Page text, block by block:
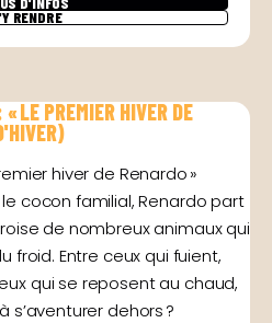
RENDRE
LE PREMIER HIVER DE
hiver de Renardo »
cocon familial, Renardo part
de nombreux animaux qui
froid. Entre ceux qui fuient,
qui se reposent au chaud,
s’aventurer dehors ?